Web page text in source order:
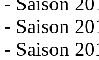
- Saison
- Saison